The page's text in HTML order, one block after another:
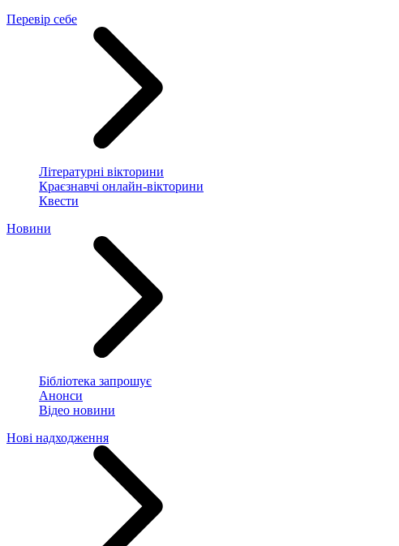
Перевір себе
Літературні вікторини
Краєзнавчі онлайн-вікторини
Квести
Новини
Бібліотека запрошує
Анонси
Відео новини
Нові надходження